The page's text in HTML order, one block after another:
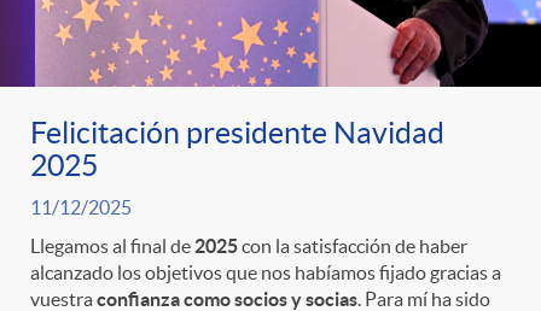
Felicitación presidente Navidad
2025
11/12/2025
Llegamos al final de 2025con la satisfacción de haber
alcanzado los objetivos que nos habíamos fijado gracias a
vuestra confianza como socios y socias. Para mí ha sido